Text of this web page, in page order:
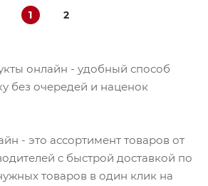
1 2
онлайн - удобный способ
без очередей и наценок
- это ассортимент товаров от
с быстрой доставкой по
товаров в один клик на